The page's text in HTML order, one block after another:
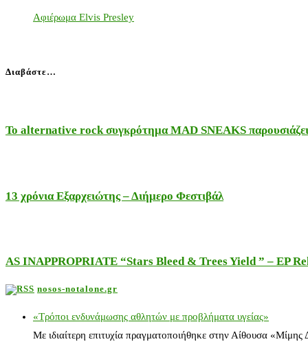
Αφιέρωμα Elvis Presley
Διαβάστε…
Το alternative rock συγκρότημα MAD SNEAKS
13 χρόνια Εξαρχειώτης – Διήμερο Φεστιβάλ
AS INAPPROPRIATE “Stars Bleed & Trees Yield ” – EP
nosos-notalone.gr
«Τρόποι ενδυνάμωσης αθλητών με προβλήματα υγείας»
Με ιδιαίτερη επιτυχία πραγματοποιήθηκε στην Αίθουσα